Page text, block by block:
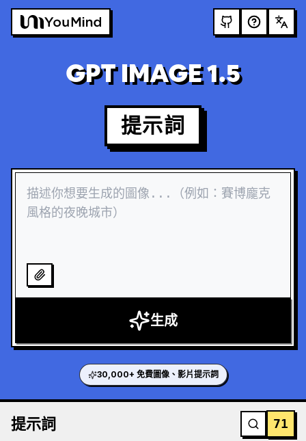
GPT IMAGE 1.5
提示詞
生成
30,000+ 免費圖像、影片提示詞
提示詞 71